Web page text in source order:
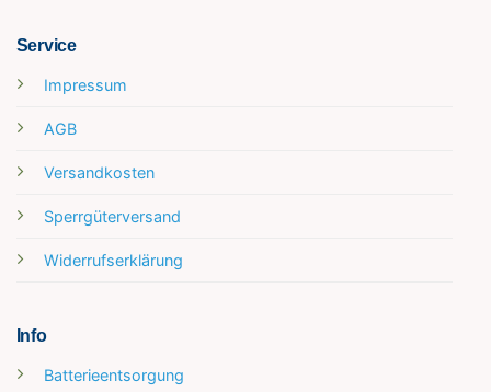
Service
Impressum
AGB
Versandkosten
Sperrgüterversand
Widerrufserklärung
Info
Batterieentsorgung